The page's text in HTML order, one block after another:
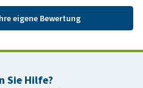
eigene Bewertung
Sie Hilfe?